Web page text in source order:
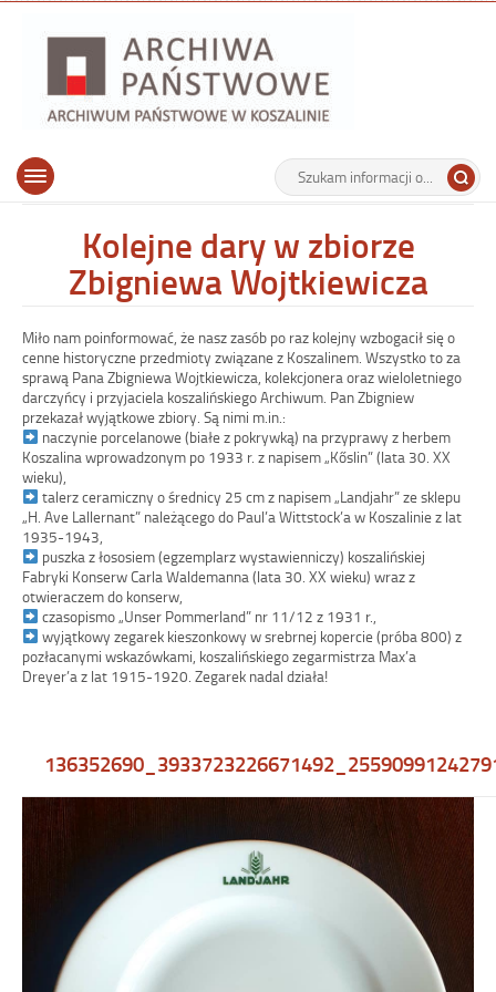
Archiwum Państwowe w Koszalinie
Wyszukiwarka
Tutaj
wpisz
Górne
Otwórz
Kolejne dary w zbiorze
Zbigniewa Wojtkiewicza
Miło nam poinformować, że nasz zasób po raz kolejny wzbogacił się o
cenne historyczne przedmioty związane z Koszalinem. Wszystko to za
sprawą Pana Zbigniewa Wojtkiewicza, kolekcjonera oraz wieloletniego
darczyńcy i przyjaciela koszalińskiego Archiwum. Pan Zbigniew
przekazał wyjątkowe zbiory. Są nimi m.in.:
naczynie porcelanowe (białe z pokrywką) na przyprawy z herbem
Koszalina wprowadzonym po 1933 r. z napisem „Kőslin” (lata 30. XX
wieku),
talerz ceramiczny o średnicy 25 cm z napisem „Landjahr” ze sklepu
„H. Ave Lallernant” należącego do Paul’a Wittstock’a w Koszalinie z lat
1935-1943,
puszka z łososiem (egzemplarz wystawienniczy) koszalińskiej
Fabryki Konserw Carla Waldemanna (lata 30. XX wieku) wraz z
otwieraczem do konserw,
czasopismo „Unser Pommerland” nr 11/12 z 1931 r.,
wyjątkowy zegarek kieszonkowy w srebrnej kopercie (próba 800) z
pozłacanymi wskazówkami, koszalińskiego zegarmistrza Max’a
Dreyer’a z lat 1915-1920. Zegarek nadal działa!